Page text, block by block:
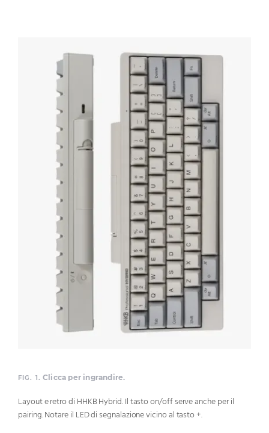
FIG. 1. Clicca per ingrandire.
Layout e retro di HHKB Hybrid. Il tasto on/off serve anche per il
pairing. Notare il LED di segnalazione vicino al tasto +.